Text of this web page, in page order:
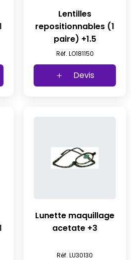
Lentilles
repositionnables (1
paire) +1.5
Réf. LO181150
Devis
Lunette maquillage
acetate +3
Réf. LU30130